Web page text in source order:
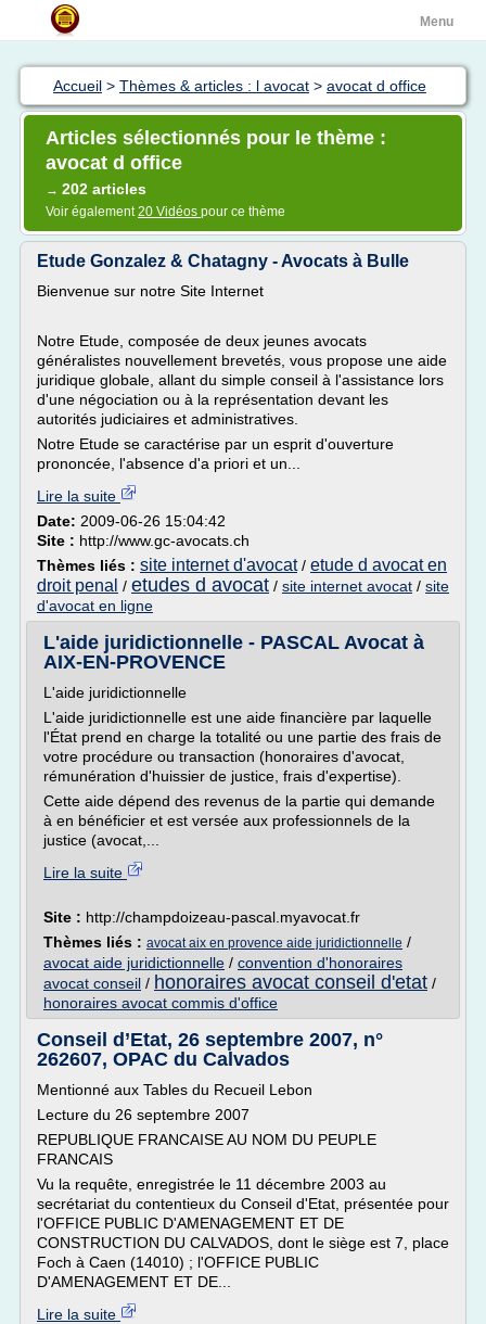
Menu
Accueil > Thèmes & articles : l avocat > avocat d office
Articles sélectionnés pour le thème :
avocat d office
→ 202 articles
Voir également20 Vidéos pour ce thème
Etude Gonzalez & Chatagny - Avocats à Bulle
Bienvenue sur notre Site Internet
Notre Etude, composée de deux jeunes avocats
généralistes nouvellement brevetés, vous propose une aide
juridique globale, allant du simple conseil à l'assistance lors
d'une négociation ou à la représentation devant les
autorités judiciaires et administratives.
Notre Etude se caractérise par un esprit d'ouverture
prononcée, l'absence d'a priori et un...
Lire la suite
Date: 2009-06-26 15:04:42
Site : http://www.gc-avocats.ch
Thèmes liés : site internet d'avocat/ etude d avocat en
droit penal / etudes d avocat / site internet avocat / site
d'avocat en ligne
L'aide juridictionnelle - PASCAL Avocat à
AIX-EN-PROVENCE
L'aide juridictionnelle
L'aide juridictionnelle est une aide financière par laquelle
l'État prend en charge la totalité ou une partie des frais de
votre procédure ou transaction (honoraires d'avocat,
rémunération d'huissier de justice, frais d'expertise).
Cette aide dépend des revenus de la partie qui demande
à en bénéficier et est versée aux professionnels de la
justice (avocat,...
Lire la suite
Site : http://champdoizeau-pascal.myavocat.fr
Thèmes liés : avocat aix en provence aide juridictionnelle /
avocat aide juridictionnelle / convention d'honoraires
avocat conseil / honoraires avocat conseil d'etat /
honoraires avocat commis d'office
Conseil d’Etat, 26 septembre 2007, n°
262607, OPAC du Calvados
Mentionné aux Tables du Recueil Lebon
Lecture du 26 septembre 2007
REPUBLIQUE FRANCAISE AU NOM DU PEUPLE
FRANCAIS
Vu la requête, enregistrée le 11 décembre 2003 au
secrétariat du contentieux du Conseil d'Etat, présentée pour
l'OFFICE PUBLIC D'AMENAGEMENT ET DE
CONSTRUCTION DU CALVADOS, dont le siège est 7, place
Foch à Caen (14010) ; l'OFFICE PUBLIC
D'AMENAGEMENT ET DE...
Lire la suite